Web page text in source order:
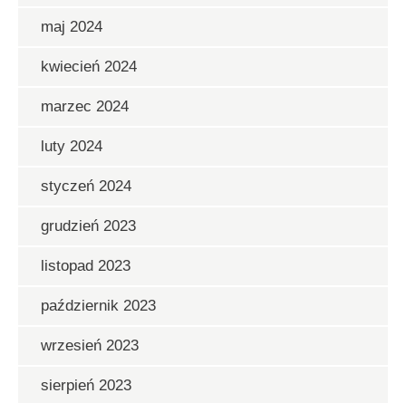
maj 2024
kwiecień 2024
marzec 2024
luty 2024
styczeń 2024
grudzień 2023
listopad 2023
październik 2023
wrzesień 2023
sierpień 2023